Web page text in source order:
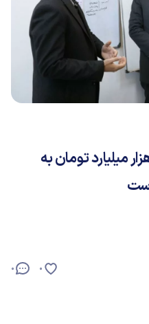
ارتباطات: فیلترینگ ۵۰ هزار میلیارد تومان به
0 0